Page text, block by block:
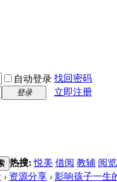
自动登录 找回密码
登录
立即注册
热搜:悦美 借阅 教辅 阅览
› 资源分享 › 影响孩子一生